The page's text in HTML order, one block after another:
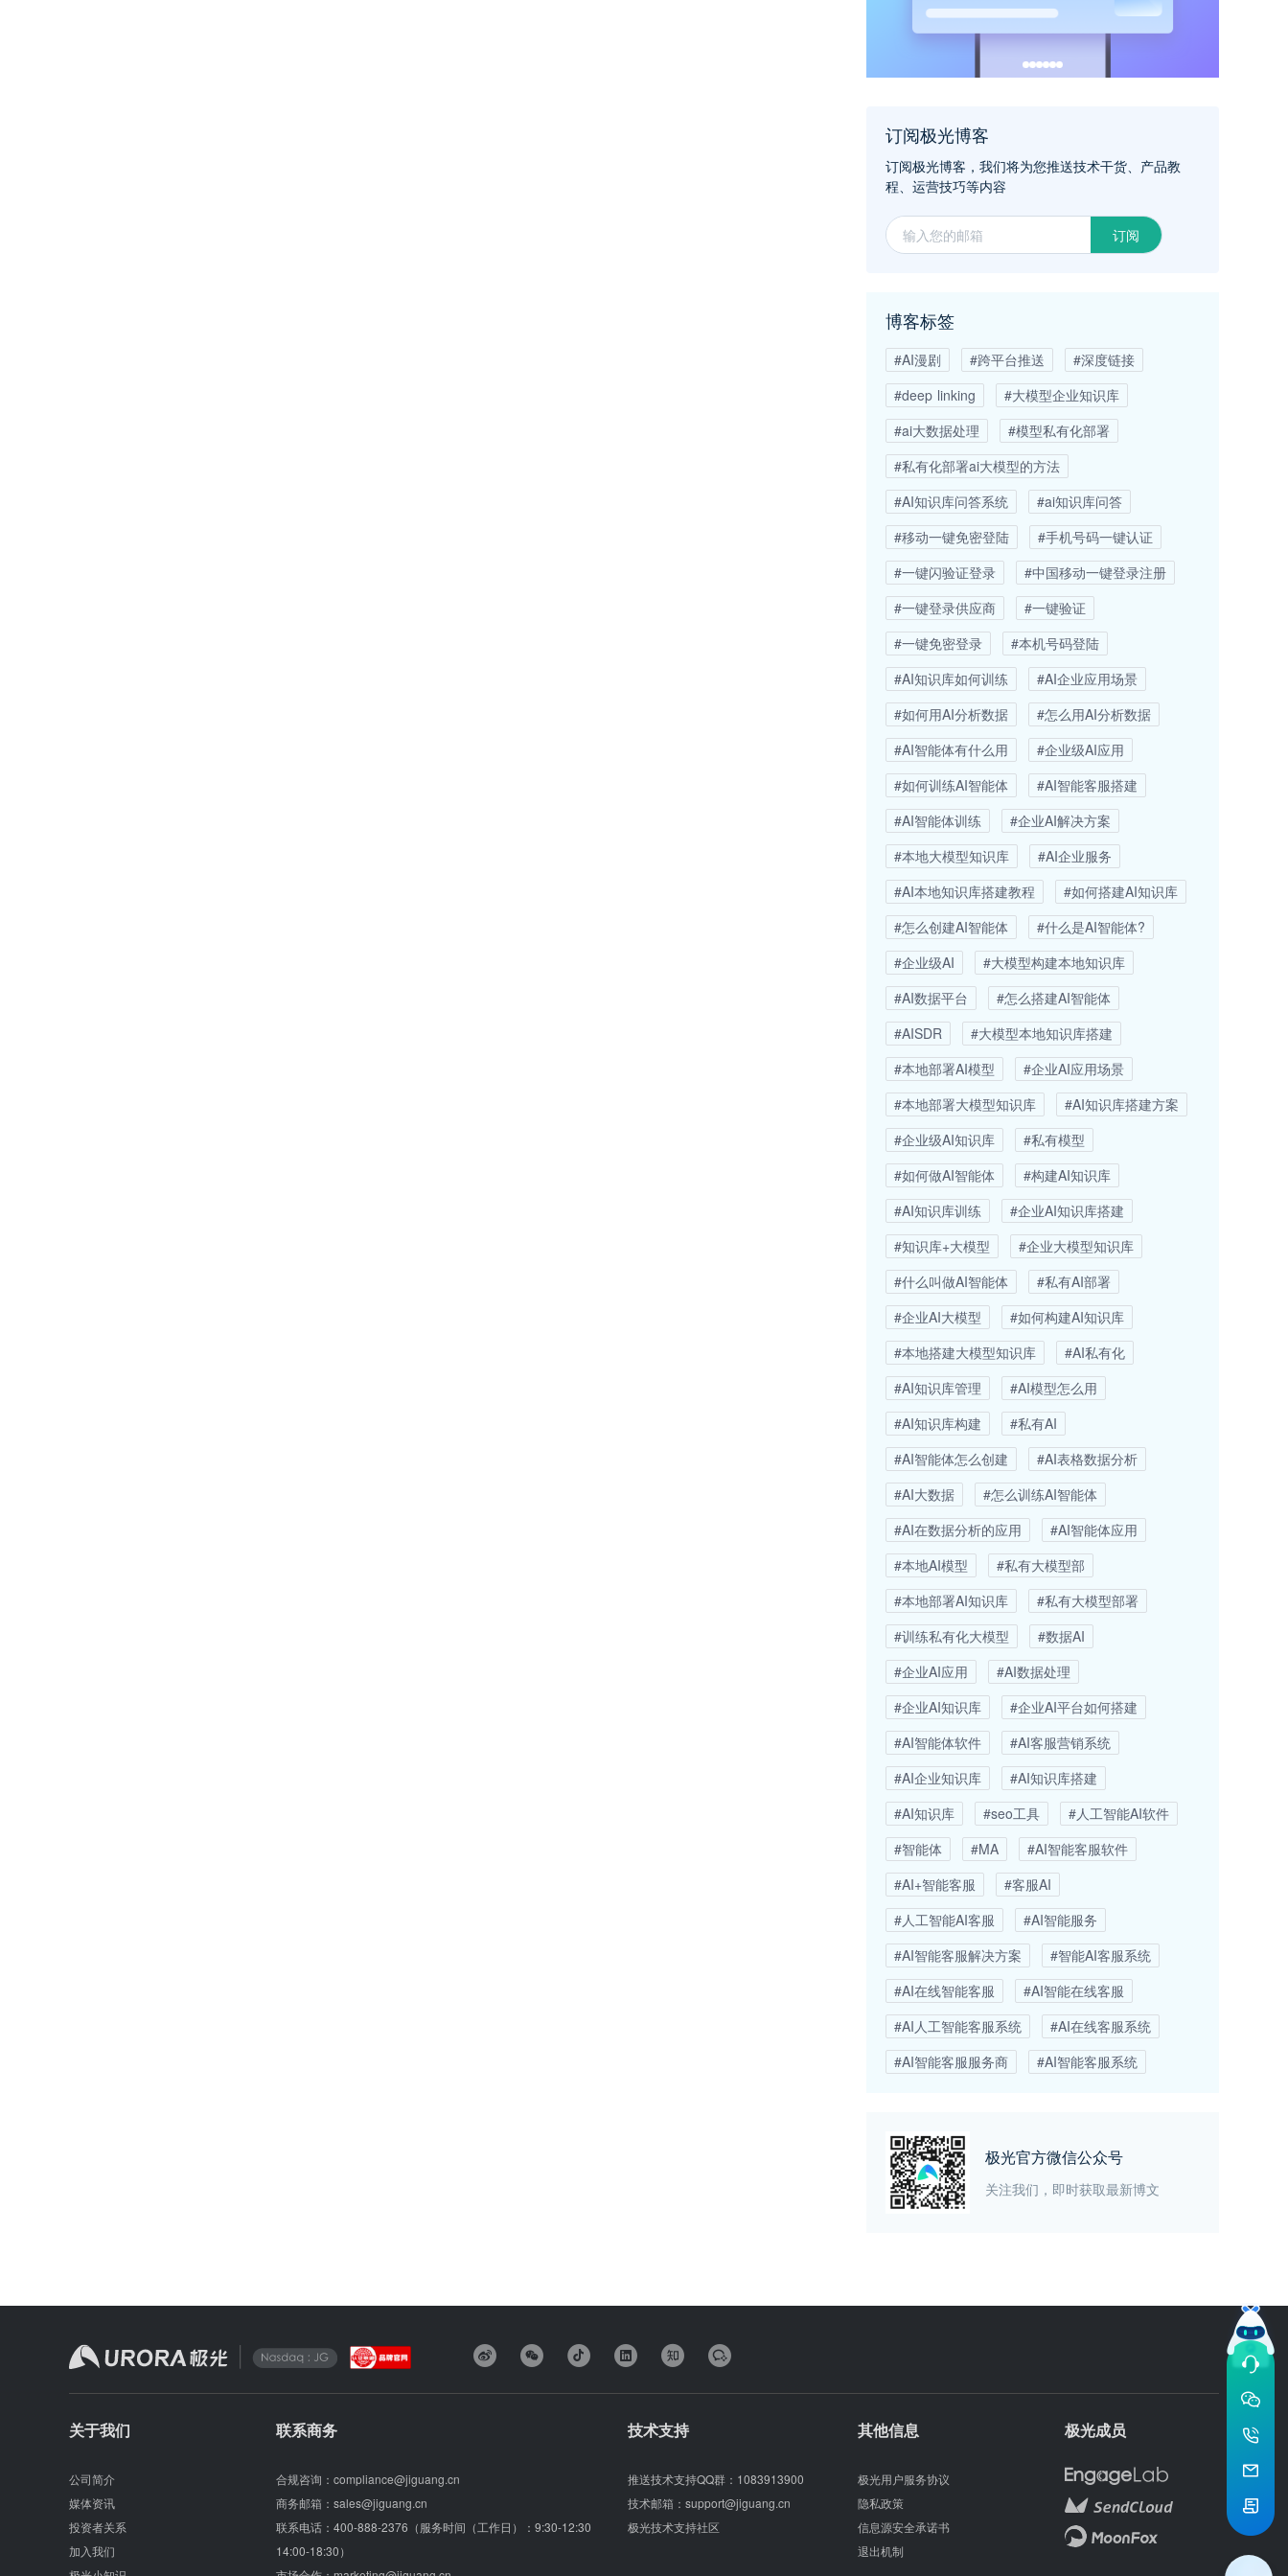
订阅极光博客
订阅极光博客，我们将为您推送技术干货、产品教
程、运营技巧等内容
订阅
博客标签
#AI漫剧 #跨平台推送
#深度链接
#deep linking
#大模型企业知识库
#ai大数据处理
#模型私有化部署
#私有化部署ai大模型的方法
#AI知识库问答系统
#ai知识库问答
#移动一键免密登陆
#手机号码一键认证
#一键闪验证登录
#中国移动一键登录注册
#一键登录供应商
#一键验证
#一键免密登录
#本机号码登陆
#AI知识库如何训练
#AI企业应用场景
#如何用AI分析数据
#怎么用AI分析数据
#AI智能体有什么用
#企业级AI应用
#如何训练AI智能体
#AI智能客服搭建
#AI智能体训练
#企业AI解决方案
#本地大模型知识库
#AI企业服务
#AI本地知识库搭建教程
#如何搭建AI知识库
#怎么创建AI智能体
#什么是AI智能体?
#企业级AI
#大模型构建本地知识库
#AI数据平台
#怎么搭建AI智能体
#AISDR
#大模型本地知识库搭建
#本地部署AI模型
#企业AI应用场景
#本地部署大模型知识库
#AI知识库搭建方案
#企业级AI知识库
#私有模型
#如何做AI智能体
#构建AI知识库
#AI知识库训练
#企业AI知识库搭建
#知识库+大模型
#企业大模型知识库
#什么叫做AI智能体
#私有AI部署
#企业AI大模型
#如何构建AI知识库
#本地搭建大模型知识库
#AI私有化
#AI知识库管理
#AI模型怎么用
#AI知识库构建
#私有AI
#AI智能体怎么创建
#AI表格数据分析
#AI大数据
#怎么训练AI智能体
#AI在数据分析的应用
#AI智能体应用
#本地AI模型
#私有大模型部
#本地部署AI知识库
#私有大模型部署
#训练私有化大模型
#数据AI
#企业AI应用
#AI数据处理
#企业AI知识库
#企业AI平台如何搭建
#AI智能体软件
#AI客服营销系统
#AI企业知识库
#AI知识库搭建
#AI知识库
#seo工具
#人工智能AI软件
#智能体
#MA
#AI智能客服软件
#AI+智能客服
#客服AI
#人工智能AI客服
#AI智能服务
#AI智能客服解决方案
#智能AI客服系统
#AI在线智能客服
#AI智能在线客服
#AI人工智能客服系统
#AI在线客服系统
#AI智能客服服务商
#AI智能客服系统
极光官方微信公众号
关注我们，即时获取最新博文
关于我们
公司简介
媒体资讯
投资者关系
加入我们
联系商务
合规咨询： compliance@jiguang.cn
商务邮箱： sales@jiguang.cn
联系电话： 400-888-2376（服务时间（工作日）：9:30-12:30
14:00-18:30）
技术支持
推送技术支持QQ群： 1083913900
技术邮箱： support@jiguang.cn
极光技术支持社区
其他信息
极光用户服务协议
隐私政策
信息源安全承诺书
退出机制
极光成员